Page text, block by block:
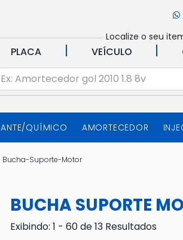
Localize o seu
PLACA | VEÍCULO |
QUÍMICO AMORTECEDOR
Bucha-Suporte-Motor
BUCHA SUPORTE
Exibindo: 1 - 60 de 13 Resultados